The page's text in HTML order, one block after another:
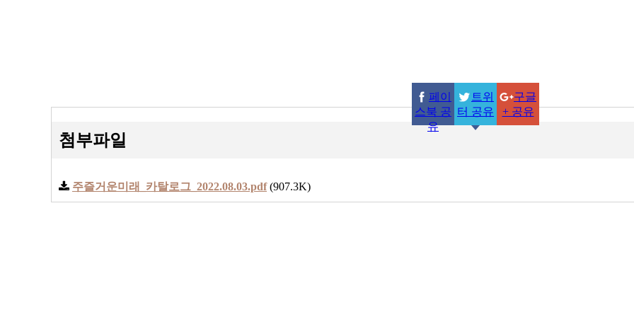
페이
스북 공
유
트위
터 공유
구글
+ 공유
첨부파일
주즐거운미래_카탈로그_2022.08.03.pdf(907.3K)